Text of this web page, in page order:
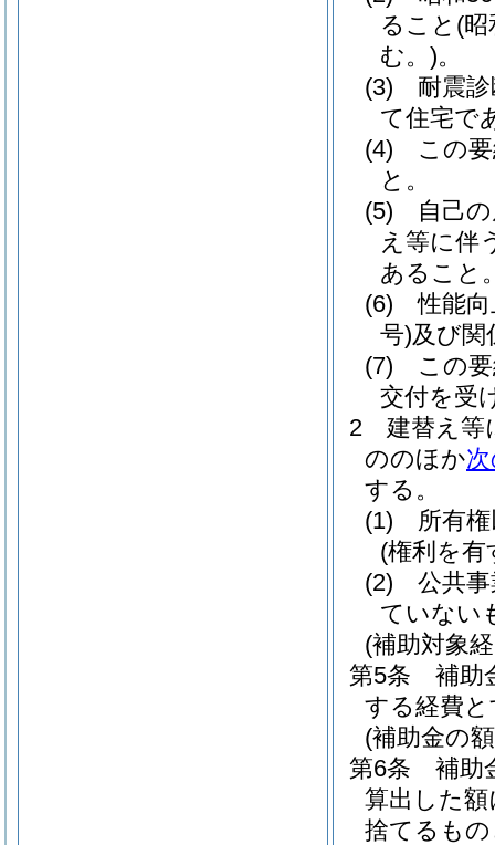
ること (
む。)。
(3)
耐震
て住宅で
(4)
この
と。
(5)
自己
え等に伴
あること
(6)
性能
号)及び関
(7)
この
交付を受
2
建替え等
ののほか
する。
(1)
所有
(権利を
(2)
公共
ていない
(補助対象
第5条
補助
する経費
(補助金の
第6条
補助
算出した
捨てるも